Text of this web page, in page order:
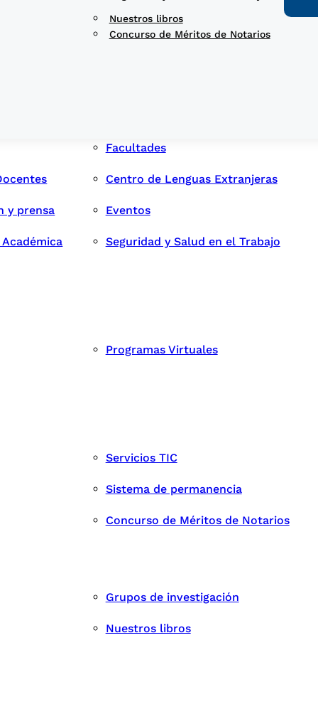
Concurso de Méritos de Notarios
Nuestros libros
Facultades
Centro de Lenguas Extranjeras
y prensa Eventos
Seguridad y Salud en el Trabajo
Programas Virtuales
Servicios TIC
Sistema de permanencia
Concurso de Méritos de Notarios
Grupos de investigación
Nuestros libros